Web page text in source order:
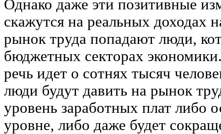
Однако даже эти позитивные
скажутся на реальных доходах
рынок труда попадают люди,
бюджетных секторах
речь идет о сотнях тысяч
люди будут давить на рынок
уровень заработных плат либо
уровне, либо даже будет